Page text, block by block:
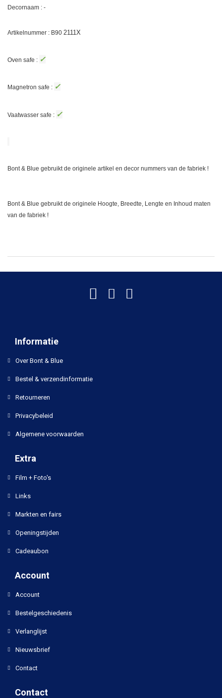
Decornaam : -
Artikelnummer : B90 2111X
Oven safe : ✓
Magnetron safe : ✓
Vaatwasser safe : ✓
Bont & Blue gebruikt de originele artikel en decor nummers van de fabriek !
Bont & Blue gebruikt de originele Hoogte, Breedte, Lengte en Inhoud maten
van de fabriek !
Informatie
Over Bont & Blue
Bestel & verzendinformatie
Retourneren
Privacybeleid
Algemene voorwaarden
Extra
Film + Foto's
Links
Markten en fairs
Openingstijden
Cadeaubon
Account
Account
Bestelgeschiedenis
Verlanglijst
Nieuwsbrief
Contact
Contact